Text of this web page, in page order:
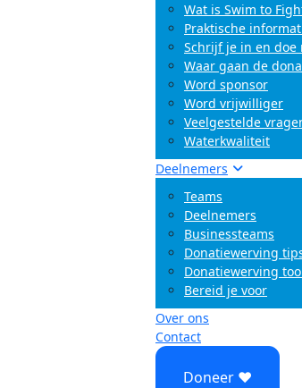
Wat is Swim to
Praktische
Schrijf je in en doe
Waar gaan de
Word sponsor
Word vrijwilliger
Veelgestelde
Waterkwaliteit
Deelnemers
Teams
Deelnemers
Businessteams
Donatiewerving
Donatiewerving
Bereid je voor
Over ons
Contact
Doneer ♥